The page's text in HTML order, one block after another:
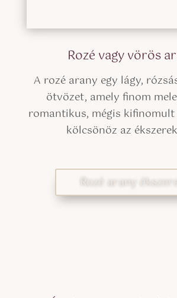
Rozé vagy vörös
A rozé arany egy lágy,
ötvözet, amely finom
romantikus, mégis kifinomult
kölcsönöz az
Rozé arany